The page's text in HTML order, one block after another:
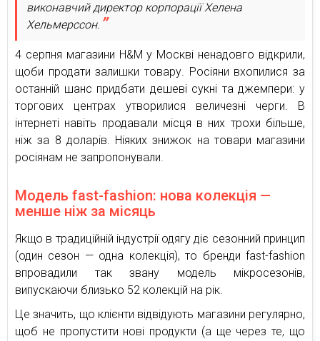
виконавчий директор корпорації Хелена
Хельмерссон.
4 серпня магазини H&M у Москві ненадовго відкрили,
щоби продати залишки товару. Росіяни вхопилися за
останній шанс придбати дешеві сукні та джемпери: у
торгових центрах утворилися величезні черги. В
інтернеті навіть продавали місця в них трохи більше,
ніж за 8 доларів. Ніяких знижок на товари магазини
росіянам не запропонували.
Модель fast-fashion: нова колекція —
менше ніж за місяць
Якщо в традиційній індустрії одягу діє сезонний принцип
(один сезон — одна колекція), то бренди fast-fashion
впровадили так звану модель мікросезонів,
випускаючи близько 52 колекцій на рік.
Це значить, що клієнти відвідують магазини регулярно,
щоб не пропустити нові продукти (а ще через те, що